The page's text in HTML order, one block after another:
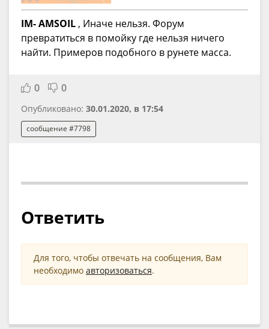
IM- AMSOIL , Иначе нельзя. Форум
превратиться в помойку где нельзя ничего
найти. Примеров подобного в рунете масса.
0 0
Опубликовано: 30.01.2020, в 17:54
сообщение #7798
Ответить
Для того, чтобы отвечать на сообщения, Вам
необходимо авторизоваться.